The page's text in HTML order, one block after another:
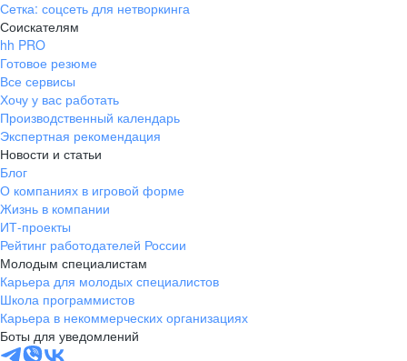
+7 861 205-55-57
pr@krd.hh.ru
Владивосток
пер. Ланинский д. 4, офис 3.4
+7 423 202-33-28
pr@dv.hh.ru
Новосибирск
ул. Большевистская, д. 35,
помещение 21
+7 383 207-94-64
pr@nsk.hh.ru
Минск
пр-т Дзержинского, д. 57,
Сетка: соцсеть для нетворкинга
Соискателям
hh PRO
Готовое резюме
Все сервисы
Хочу у вас работать
Производственный календарь
Экспертная рекомендация
Новости и статьи
Блог
О компаниях в игровой форме
Жизнь в компании
ИТ-проекты
Рейтинг работодателей России
Молодым специалистам
Карьера для молодых специалистов
Школа программистов
Карьера в некоммерческих организациях
Боты для уведомлений